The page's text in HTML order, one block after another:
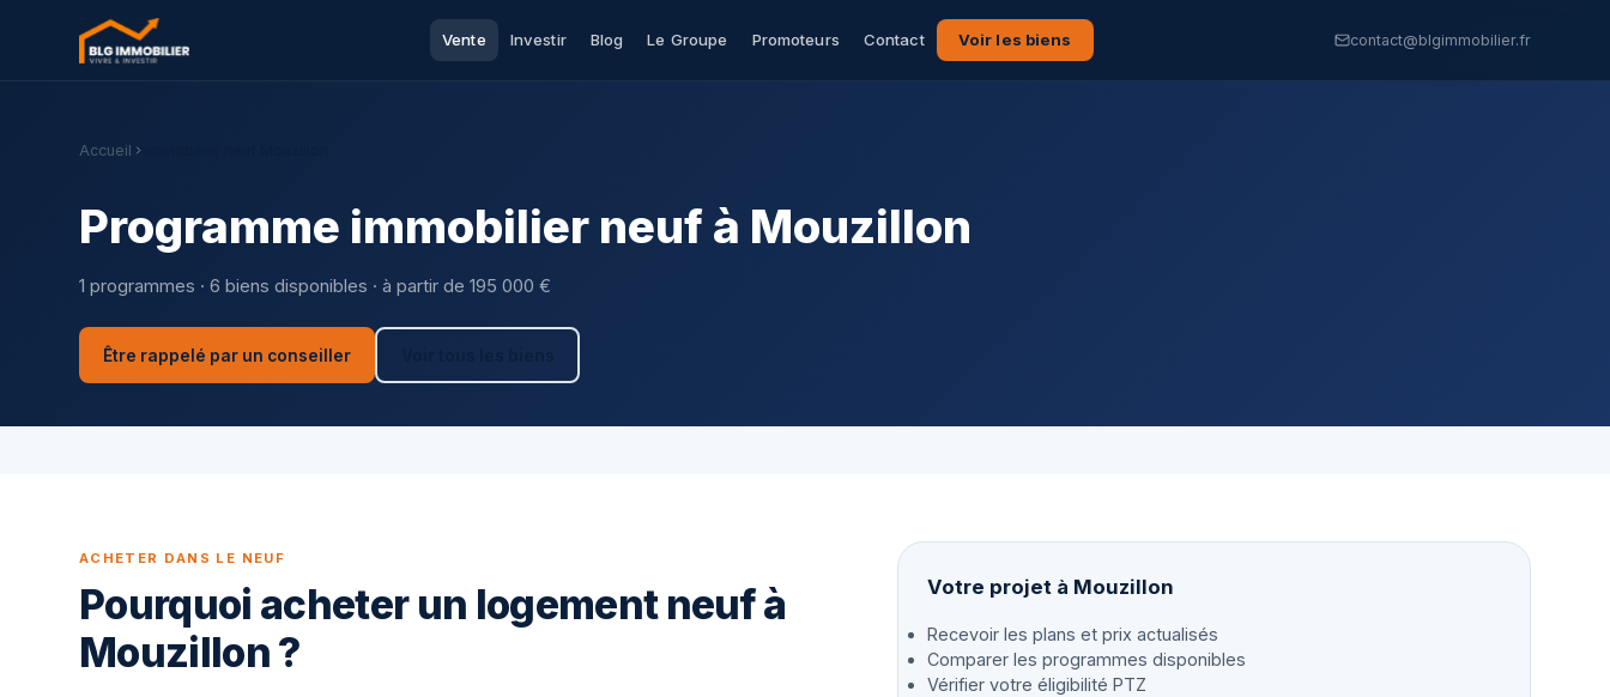
Vente Investir Blog Le Groupe Promoteurs Contact Voir les biens contact@blgimmobilier.fr
Accueil
Programme immobilier neuf à Mouzillon
1 programmes · 6 biens disponibles · à partir de 195 000 €
Être rappelé par un conseiller
ACHETER DANS LE NEUF
Pourquoi acheter un logement neuf à
Mouzillon ?
Votre projet à Mouzillon
Recevoir les plans et prix actualisés
Comparer les programmes disponibles
Vérifier votre éligibilité PTZ